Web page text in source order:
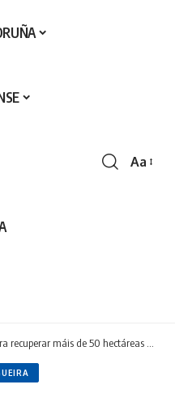
Aa
máis de 50 hectáreas da marisma de Mera